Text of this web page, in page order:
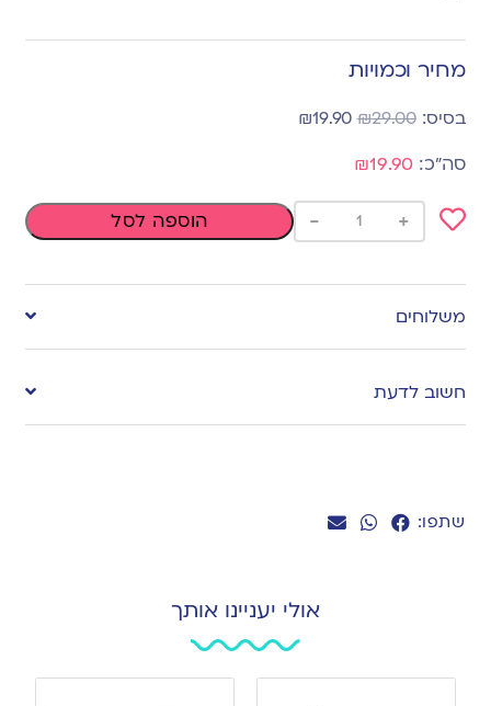
שתפו:
מחיר וכמויות
₪29.00
₪19.90
₪19.90
to
wishlist
+
- הוספה לסל
משלוחים
חשוב לדעת
אולי יעניינו אותך